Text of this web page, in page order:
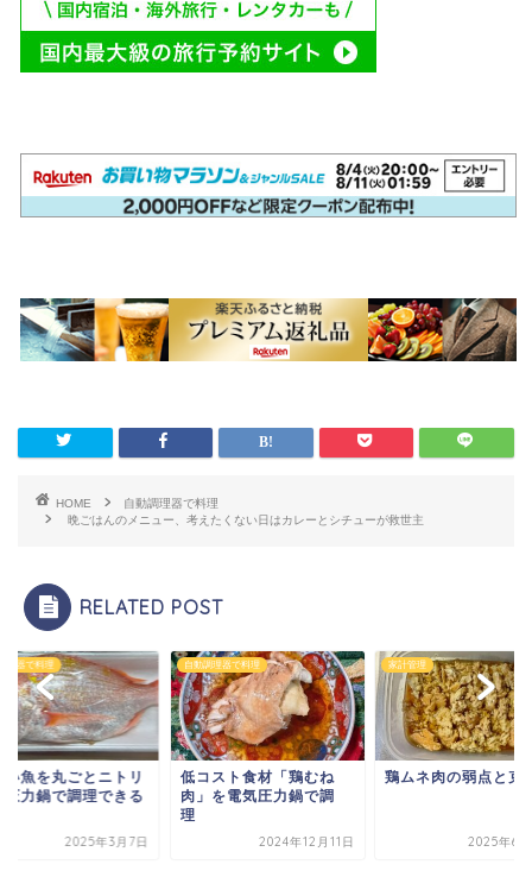
HOME
自動調理器で料理
晩ごはんのメニュー、考えたくない日はカレーとシチューが救世主
RELATED POST
理器で料理
い魚を丸ごとニトリ
圧力鍋で調理できる
2025年3月7日
自動調理器で料理
低コスト食材「鶏むね
肉」を電気圧力鍋で調
理
2024年12月11日
家計管理
鶏ムネ肉の弱点と克
2025年6